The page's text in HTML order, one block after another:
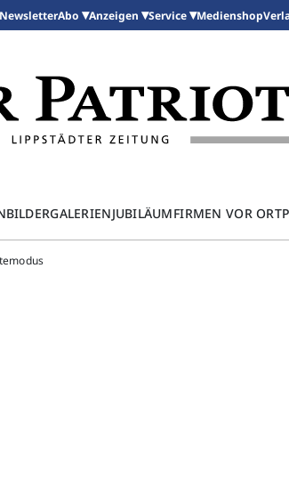
NewsletterAbo Anzeigen Service Medienshop
BILDERGALERIENJUBILÄUMFIRMEN VOR ORT